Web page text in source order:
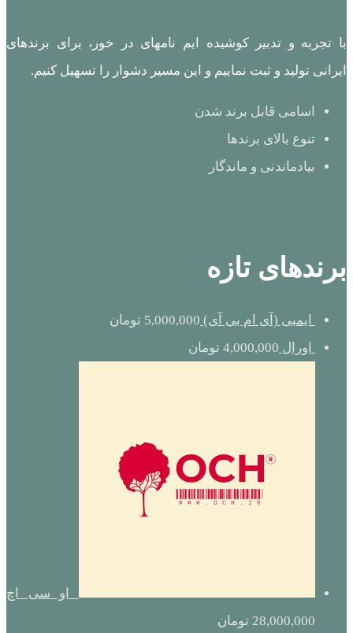
با تجربه و تدبیر کوشیده ایم نامهای در خور، برای برندهای
ایرانی تولید و ثبت نماییم و این مسیر دشوار را تسهیل کنیم.
اسامی قابل برند شدن
تنوع بالای برندها
بیادماندنی و ماندگار
برندهای تازه
ایمبی (آی ام بی آی) 5,000,000 تومان
اورال 4,000,000 تومان
او سی اچ
28,000,000 تومان